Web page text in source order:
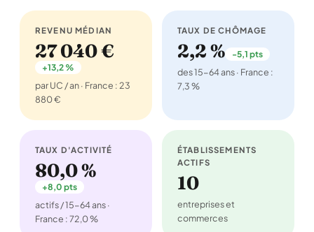
REVENU MÉDIAN
27 040 €
+13,2 %
par UC / an · France : 23
880 €
TAUX DE CHÔMAGE
2,2 % -5,1 pts
des 15-64 ans · France :
7,3 %
TAUX D'ACTIVITÉ
80,0 %
+8,0 pts
actifs / 15-64 ans ·
France : 72,0 %
ÉTABLISSEMENTS
ACTIFS
10
entreprises et
commerces